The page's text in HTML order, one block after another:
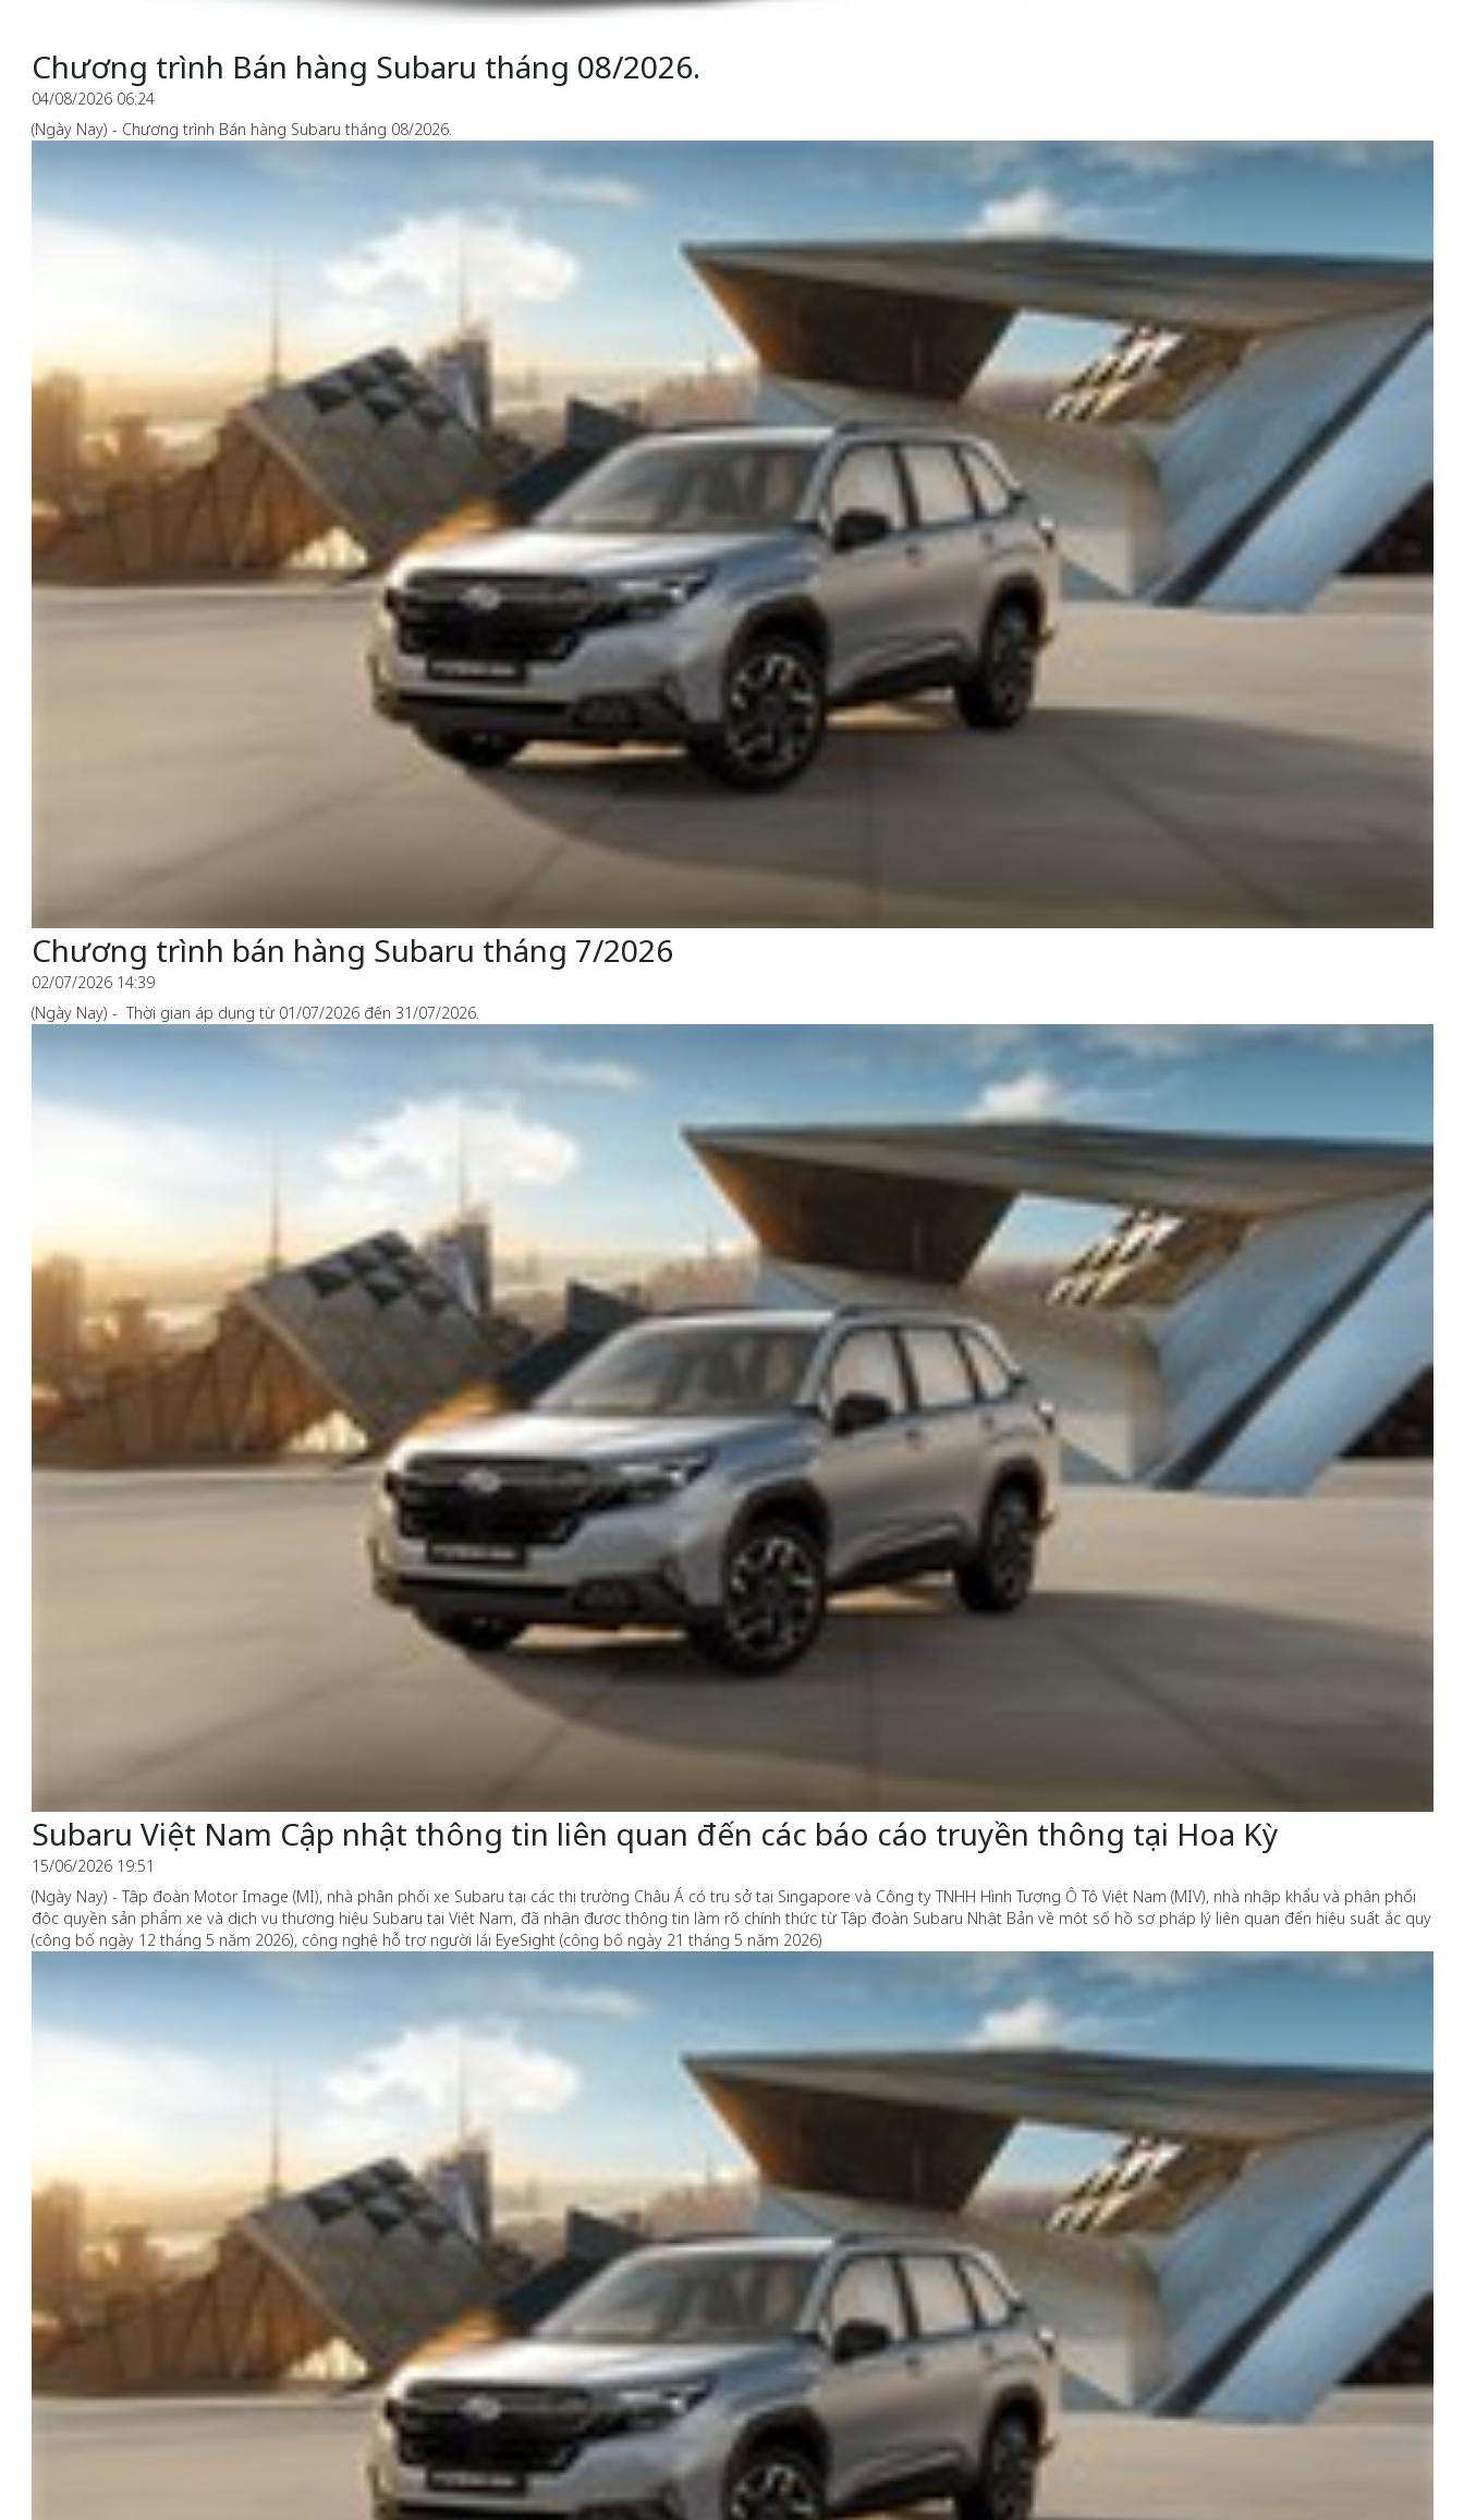
Chương trình Bán hàng Subaru tháng 08/2026.
04/08/2026 06:24
(Ngày Nay) - Chương trình Bán hàng Subaru tháng 08/2026.
Chương trình bán hàng Subaru tháng 7/2026
02/07/2026 14:39
(Ngày Nay) - Thời gian áp dụng từ 01/07/2026 đến 31/07/2026.
Subaru Việt Nam Cập nhật thông tin liên quan đến các báo cáo truyền thông tại Hoa Kỳ
15/06/2026 19:51
(Ngày Nay) - Tập đoàn Motor Image (MI), nhà phân phối xe Subaru tại các thị trường Châu Á có trụ sở tại Singapore và Công ty TNHH Hình Tượng Ô Tô Việt Nam (MIV), nhà nhập khẩu và phân phối
độc quyền sản phẩm xe và dịch vụ thương hiệu Subaru tại Việt Nam, đã nhận được thông tin làm rõ chính thức từ Tập đoàn Subaru Nhật Bản về một số hồ sơ pháp lý liên quan đến hiệu suất ắc quy
(công bố ngày 12 tháng 5 năm 2026), công nghệ hỗ trợ người lái EyeSight (công bố ngày 21 tháng 5 năm 2026)